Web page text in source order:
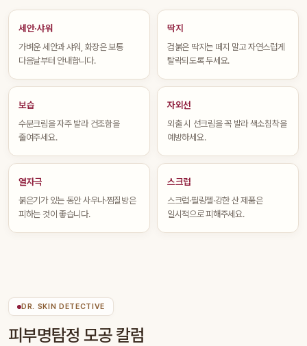
세안·샤워
가벼운 세안과 샤워, 화장은 보통
다음날부터 안내합니다.
딱지
검붉은 딱지는 떼지 말고 자연스럽게
탈락되도록 두세요.
보습
수분크림을 자주 발라 건조함을
줄여주세요.
자외선
외출 시 선크림을 꼭 발라 색소침착을
예방하세요.
열자극
붉은기가 있는 동안 사우나·찜질방은
피하는 것이 좋습니다.
스크럽
스크럽·필링젤·강한 산 제품은
일시적으로 피해주세요.
DR. SKIN DETECTIVE
피부명탐정 모공 칼럼